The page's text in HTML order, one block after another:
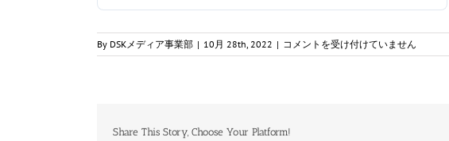
By DSKメディア事業部 | 10月 28th, 2022 | 一
陸
B_
コメントを受け付けていません
Share This Story, Choose Your Platform!